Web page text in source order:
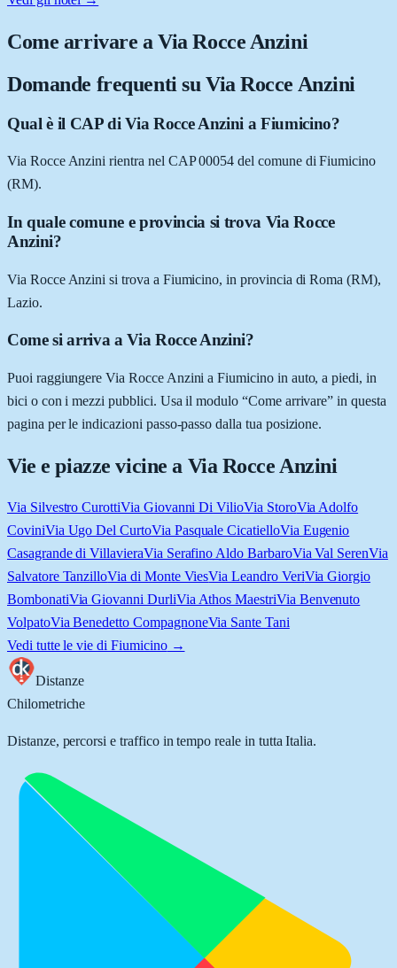
Come arrivare aVia Rocce Anzini
Domande frequenti su Via Rocce Anzini
Qual è il CAP di Via Rocce Anzini a Fiumicino?
Via Rocce Anzini rientra nel CAP 00054 del comune di Fiumicino
(RM).
In quale comune e provincia si trova Via Rocce
Anzini?
Via Rocce Anzini si trova a Fiumicino, in provincia di Roma (RM),
Lazio.
Come si arriva a Via Rocce Anzini?
Puoi raggiungere Via Rocce Anzini a Fiumicino in auto, a piedi, in
bici o con i mezzi pubblici. Usa il modulo “Come arrivare” in questa
pagina per le indicazioni passo-passo dalla tua posizione.
Vie e piazze vicine a Via Rocce Anzini
Via Silvestro CurottiVia Giovanni Di VilioVia StoroVia Adolfo
CoviniVia Ugo Del CurtoVia Pasquale CicatielloVia Eugenio
Casagrande di VillavieraVia Serafino Aldo BarbaroVia Val SerenVia
Salvatore TanzilloVia di Monte ViesVia Leandro VeriVia Giorgio
BombonatiVia Giovanni DurliVia Athos MaestriVia Benvenuto
VolpatoVia Benedetto CompagnoneVia Sante Tani
Vedi tutte le vie di Fiumicino→
Distanze
Chilometriche
Distanze, percorsi e traffico in tempo reale in tutta Italia.